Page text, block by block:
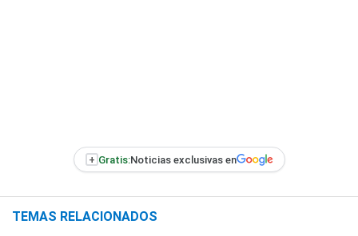
+ Gratis:Noticias exclusivas en
TEMAS RELACIONADOS